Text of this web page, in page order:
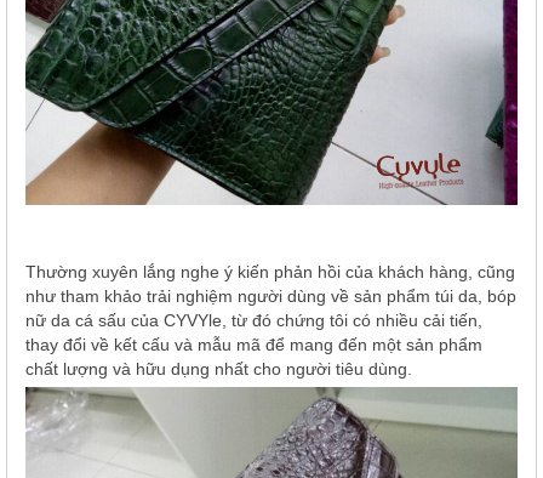
Thường xuyên lắng nghe ý kiến phản hồi của khách hàng, cũng
như tham khảo trải nghiệm người dùng về sản phẩm túi da, bóp
nữ da cá sấu của CYVYle, từ đó chứng tôi có nhiều cải tiến,
thay đổi về kết cấu và mẫu mã để mang đến một sản phẩm
chất lượng và hữu dụng nhất cho người tiêu dùng.